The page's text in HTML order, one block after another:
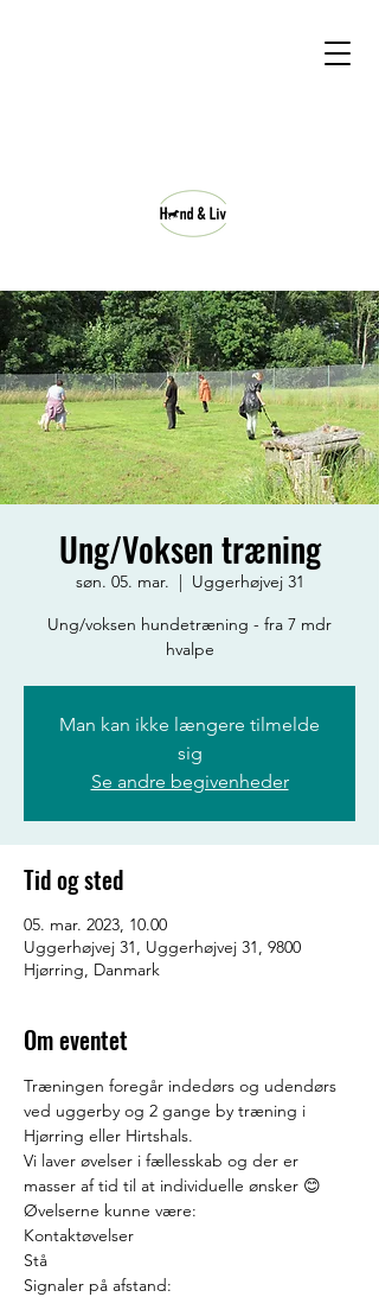
Ung/Voksen træning
søn. 05. mar.
  |
Uggerhøjvej 31
Ung/voksen hundetræning - fra 7 mdr
hvalpe
Man kan ikke længere tilmelde
sig
Se andre begivenheder
Tid og sted
05. mar. 2023, 10.00
Uggerhøjvej 31, Uggerhøjvej 31, 9800
Hjørring, Danmark
Om eventet
Træningen foregår indedørs og udendørs
ved uggerby og 2 gange by træning i
Hjørring eller Hirtshals.
Vi laver øvelser i fællesskab og der er
masser af tid til at individuelle ønsker 😊
Øvelserne kunne være:
Kontaktøvelser
Stå
Signaler på afstand: